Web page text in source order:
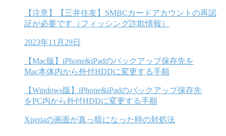
【注意】【三井住友】SMBCカードアカウントの再認
証が必要です（フィッシング詐欺情報）
2023年11月29日
【Mac版】iPhone&iPadのバックアップ保存先を
Mac本体内から外付HDDに変更する手順
【Windows版】iPhone&iPadのバックアップ保存先
をPC内から外付HDDに変更する手順
Xperiaの画面が真っ暗になった時の対処法